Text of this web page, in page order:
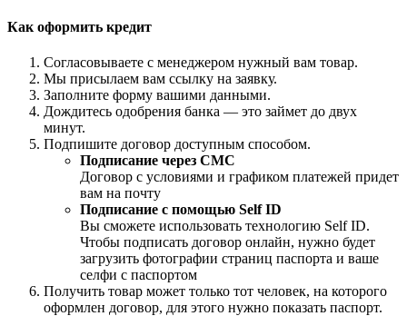
Как оформить кредит
Согласовываете с менеджером нужный вам товар.
Мы присылаем вам ссылку на заявку.
Заполните форму вашими данными.
Дождитесь одобрения банка — это займет до двух
минут.
Подпишите договор доступным способом.
Подписание через СМС
Договор с условиями и графиком платежей придет
вам на почту
Подписание с помощью Self ID
Вы сможете использовать технологию Self ID.
Чтобы подписать договор онлайн, нужно будет
загрузить фотографии страниц паспорта и ваше
селфи с паспортом
Получить товар может только тот человек, на которого
оформлен договор, для этого нужно показать паспорт.